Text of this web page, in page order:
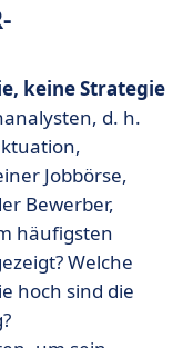
keine Strategie
d. h.
Jobbörse,
Bewerber,
häufigsten
Welche
hoch sind die